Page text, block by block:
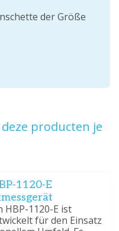
der Größe
producten je
1120-E
HBP-1120-E ist
für den Einsatz